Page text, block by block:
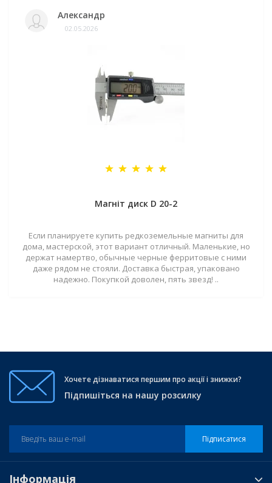
Александр
02.05.2026
Магніт диск D 20-2
Если планируете купить редкоземельные магниты для
дома, мастерской, этот вариант отличный. Маленькие, но
держат намертво, обычные черные ферритовые с ними
даже рядом не стояли. Доставка быстрая, упаковано
надежно. Покупкой доволен, пять звезд! ..
Хочете дізнаватися першим про акції і знижки?
Підпишіться на нашу розсилку
Підписатися
Інформація